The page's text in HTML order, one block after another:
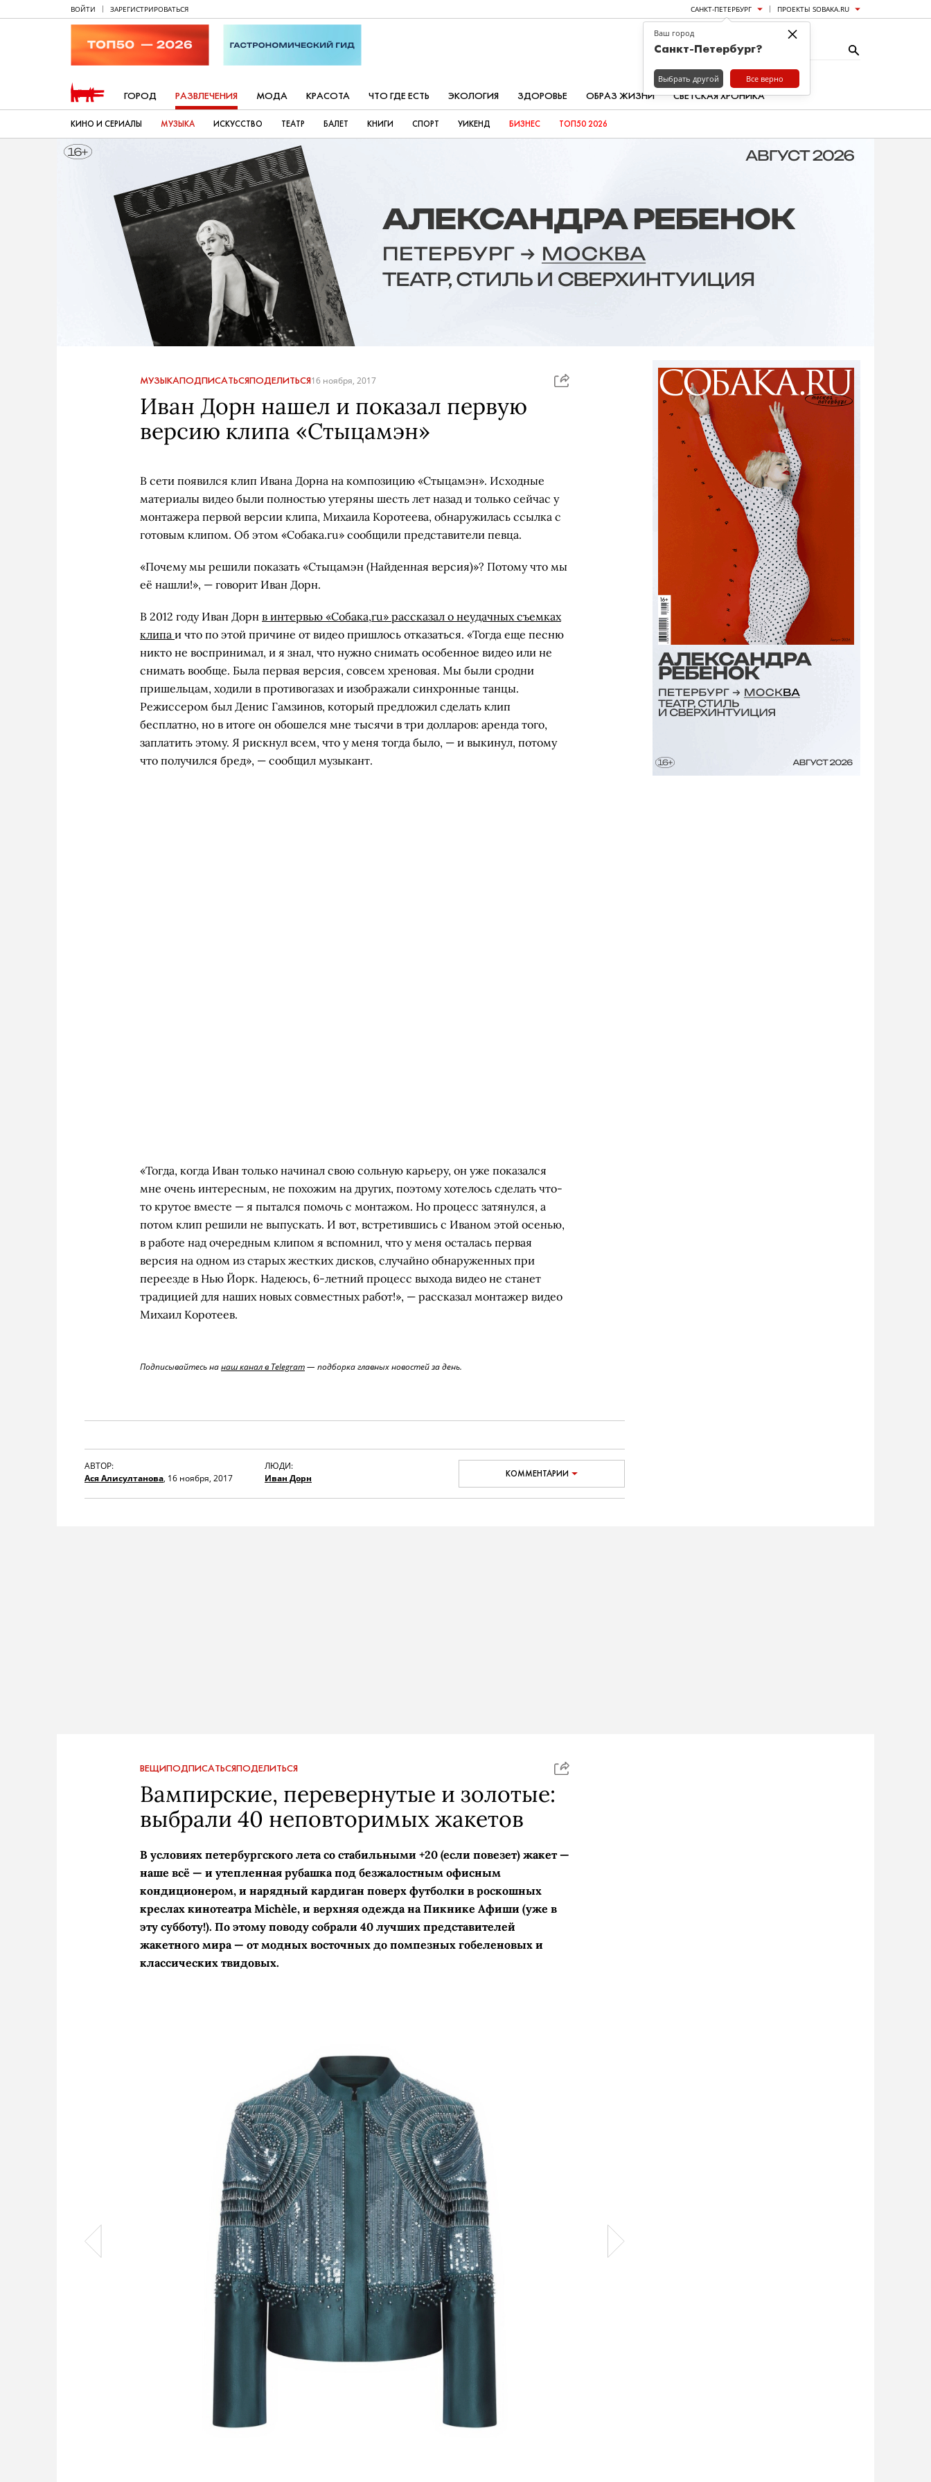
ВОЙТИ ЗАРЕГИСТРИРОВАТЬСЯ САНКТ-ПЕТЕРБУРГ ПРОЕКТЫ SOBAKA.RU
ГОРОД РАЗВЛЕЧЕНИЯ МОДА КРАСОТА ЧТО ГДЕ ЕСТЬ ЭКОЛОГИЯ ЗДОРОВЬЕ ОБРАЗ ЖИЗНИ СВЕТСКАЯ ХРОНИКА
КИНО И СЕРИАЛЫ МУЗЫКА ИСКУССТВО ТЕАТР БАЛЕТ КНИГИ СПОРТ УИКЕНД БИЗНЕС ТОП50 2026
МУЗЫКАПОДПИСАТЬСЯПОДЕЛИТЬСЯ16 ноября, 2017
Иван Дорн нашел и показал первую
версию клипа «Стыцамэн»
В сети появился клип Ивана Дорна на композицию «Стыцамэн». Исходные
материалы видео были полностью утеряны шесть лет назад и только сейчас у
монтажера первой версии клипа, Михаила Коротеева, обнаружилась ссылка с
готовым клипом. Об этом «Собака.ru» сообщили представители певца.
«Почему мы решили показать «Стыцамэн (Найденная версия)»? Потому что мы
её нашли!», — говорит Иван Дорн.
В 2012 году Иван Дорн в интервью «Собака,ru» рассказал о неудачных съемках
клипа и что по этой причине от видео пришлось отказаться. «Тогда еще песню
никто не воспринимал, и я знал, что нужно снимать особенное видео или не
снимать вообще. Была первая версия, совсем хреновая. Мы были сродни
пришельцам, ходили в противогазах и изображали синхронные танцы.
Режиссером был Денис Гамзинов, который предложил сделать клип
бесплатно, но в итоге он обошелся мне тысячи в три долларов: аренда того,
заплатить этому. Я рискнул всем, что у меня тогда было, — и выкинул, потому
что получился бред», — сообщил музыкант.
«Тогда, когда Иван только начинал свою сольную карьеру, он уже показался
мне очень интересным, не похожим на других, поэтому хотелось сделать что-
то крутое вместе — я пытался помочь с монтажом. Но процесс затянулся, а
потом клип решили не выпускать. И вот, встретившись с Иваном этой осенью,
в работе над очередным клипом я вспомнил, что у меня осталась первая
версия на одном из старых жестких дисков, случайно обнаруженных при
переезде в Нью Йорк. Надеюсь, 6-летний процесс выхода видео не станет
традицией для наших новых совместных работ!», — рассказал монтажер видео
Михаил Коротеев.
Подписывайтесь нанаш канал в Telegram— подборка главных новостей за день.
АВТОР:
Ася Алисултанова, 16 ноября, 2017
ЛЮДИ:
Иван Дорн
КОММЕНТАРИИ
ВЕЩИПОДПИСАТЬСЯПОДЕЛИТЬСЯ
Вампирские, перевернутые и золотые:
выбрали 40 неповторимых жакетов
В условиях петербургского лета со стабильными +20 (если повезет) жакет —
наше всё — и утепленная рубашка под безжалостным офисным
кондиционером, и нарядный кардиган поверх футболки в роскошных
креслах кинотеатра Michèle, и верхняя одежда на Пикнике Афиши (уже в
эту субботу!). По этому поводу собрали 40 лучших представителей
жакетного мира — от модных восточных до помпезных гобеленовых и
классических твидовых.
×
Ваш город
Санкт-Петербург?
Выбрать другой Все верно